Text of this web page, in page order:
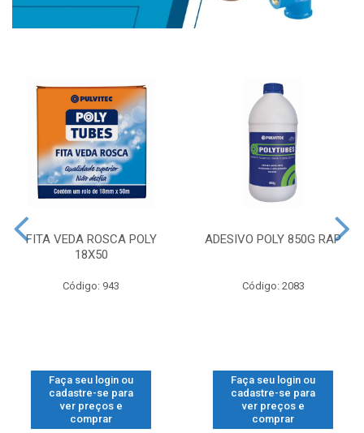
FITA VEDA ROSCA POLY
18X50
Código: 943
Faça seu login ou
cadastre-se para
ver preços e
comprar
ADESIVO POLY 850G RAP
Código: 2083
Faça seu login ou
cadastre-se para
ver preços e
comprar